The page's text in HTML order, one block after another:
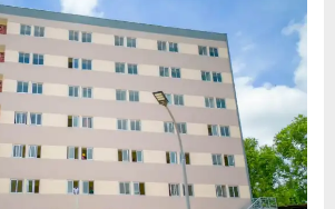
Muyaya
inspectent
les
travaux
de
rénovation
et